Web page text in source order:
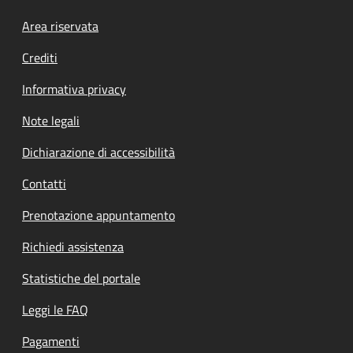
Footer menu
Area riservata
Crediti
Informativa privacy
Note legali
Dichiarazione di accessibilità
Contatti
Prenotazione appuntamento
Richiedi assistenza
Statistiche del portale
Leggi le FAQ
Pagamenti